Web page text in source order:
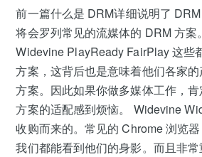
前一篇什么是 DRM详细说明了
将会罗列常见的流媒体的 DRM 方案
Widevine PlayReady FairPlay 这些
方案，这背后也是意味着他们各家
方案。因此如果你做多媒体工作，
方案的适配感到烦恼。 Widevine
收购而来的。常见的 Chrome 浏览
我们都能看到他们的身影。而且非